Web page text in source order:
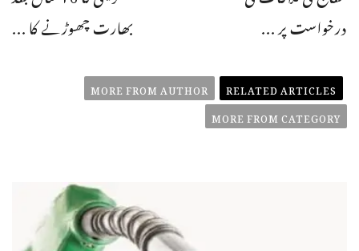
بھارت چھوڑنے کا ...
درخواست پر ...
RELATED ARTICLES
MORE FROM AUTHOR
MORE FROM CATEGORY